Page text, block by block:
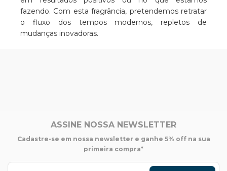
fazendo. Com esta fragrância, pretendemos retratar
o fluxo dos tempos modernos, repletos de
mudanças inovadoras.
ASSINE NOSSA NEWSLETTER
Cadastre-se em nossa newsletter e ganhe 5% off na sua
primeira compra*